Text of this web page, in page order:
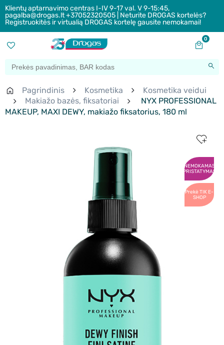
Klientų aptarnavimo centras I-IV 9-17 val. V 9-15:45,
pagalba@drogas.lt +37052320505 | Neturite DROGAS kortelės?
Registruokitės ir virtualią DROGAS kortelę gausite nemokamai!
0
Pagrindinis Kosmetika
Kosmetika veidui
Makiažo bazės, fiksatoriai
NYX PROFESSIONAL
MAKEUP, MAXI DEWY, makiažo fiksatorius, 180 ml
NEMOKAMAS
PRISTATYMAS
Prekė TIK E-
SHOP